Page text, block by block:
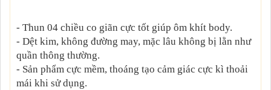
- Thun 04 chiều co giãn cực tốt giúp ôm khít body.
- Dệt kim, không đường may, mặc lâu không bị lằn như
quần thông thường.
- Sản phẩm cực mềm, thoáng tạo cảm giác cực kì thoải
mái khi sử dụng.